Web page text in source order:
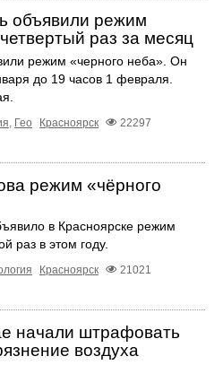
объявили режим
раз за месяц
режим «черного неба». Он
до 19 часов 1 февраля.
, Гео Красноярск
22297
режим «чёрного
в Красноярске режим
раз в этом году.
Красноярск
21021
начали штрафовать
воздуха